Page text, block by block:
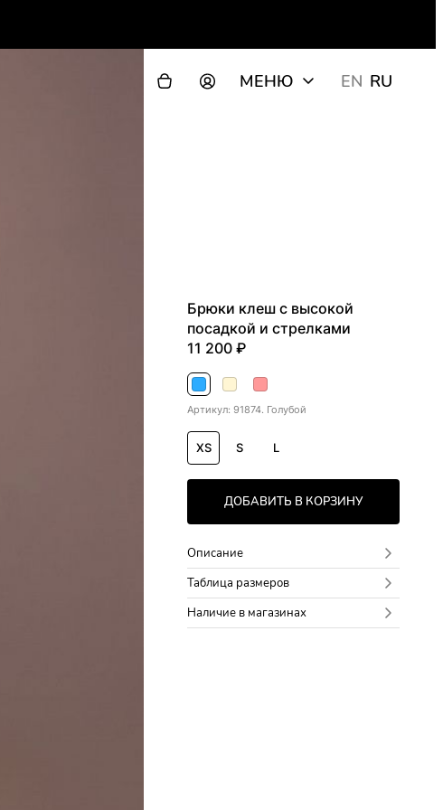
МЕНЮ EN RU
Брюки клеш с высокой
посадкой и стрелками
11 200
ГолубойМолочный
Розовый
Артикул: 91874. Голубой
XS S L
ДОБАВИТЬ В КОРЗИНУ
Описание
Таблица размеров
Наличие в магазинах